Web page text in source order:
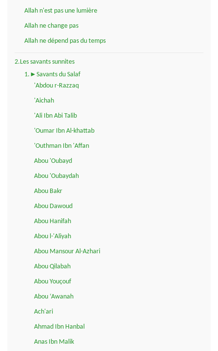
Allah n'est pas une lumière
Allah ne change pas
Allah ne dépend pas du temps
2.Les savants sunnites
1.►Savants du Salaf
'Abdou r-Razzaq
'Aichah
'Ali Ibn Abi Talib
'Oumar Ibn Al-khattab
'Outhman Ibn 'Affan
Abou 'Oubayd
Abou 'Oubaydah
Abou Bakr
Abou Dawoud
Abou Hanifah
Abou l-'Aliyah
Abou Mansour Al-Azhari
Abou Qilabah
Abou Youçouf
Abou ‘Awanah
Ach'ari
Ahmad Ibn Hanbal
Anas Ibn Malik